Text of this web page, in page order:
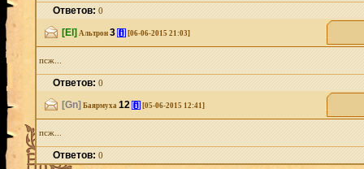
Ответов:0
[El] Альтрон 3 [i] [06-06-2015 21:03]
псж...
Ответов:0
[Gn] Баярмуха 12 [i] [05-06-2015 12:41]
псж...
Ответов:0